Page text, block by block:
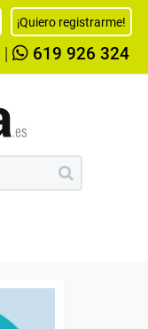
¡Quiero registrarme!
619 926 324